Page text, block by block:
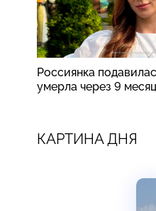
Россиянка
умерла через 9
КАРТИНА ДНЯ